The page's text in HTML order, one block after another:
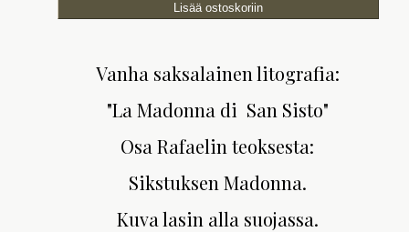
Vanha saksalainen litografia:
"La Madonna di San Sisto"
Osa Rafaelin teoksesta:
Sikstuksen Madonna.
Kuva lasin alla suojassa.